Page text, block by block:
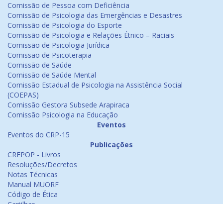
Comissão de Pessoa com Deficiência
Comissão de Psicologia das Emergências e Desastres
Comissão de Psicologia do Esporte
Comissão de Psicologia e Relações Étnico – Raciais
Comissão de Psicologia Jurídica
Comissão de Psicoterapia
Comissão de Saúde
Comissão de Saúde Mental
Comissão Estadual de Psicologia na Assistência Social
(COEPAS)
Comissão Gestora Subsede Arapiraca
Comissão Psicologia na Educação
Eventos
Eventos do CRP-15
Publicações
CREPOP - Livros
Resoluções/Decretos
Notas Técnicas
Manual MUORF
Código de Ética